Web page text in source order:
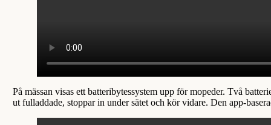
På mässan visas ett batteribytessystem upp för mopeder. Två
ut fulladdade, stoppar in under sätet och kör vidare. Den app-